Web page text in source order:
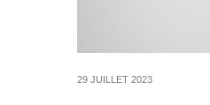
29 JUILLET 2023